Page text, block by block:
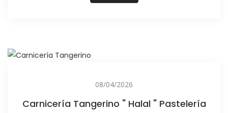
08/04/2026
Carnicería Tangerino " Halal " Pastelería